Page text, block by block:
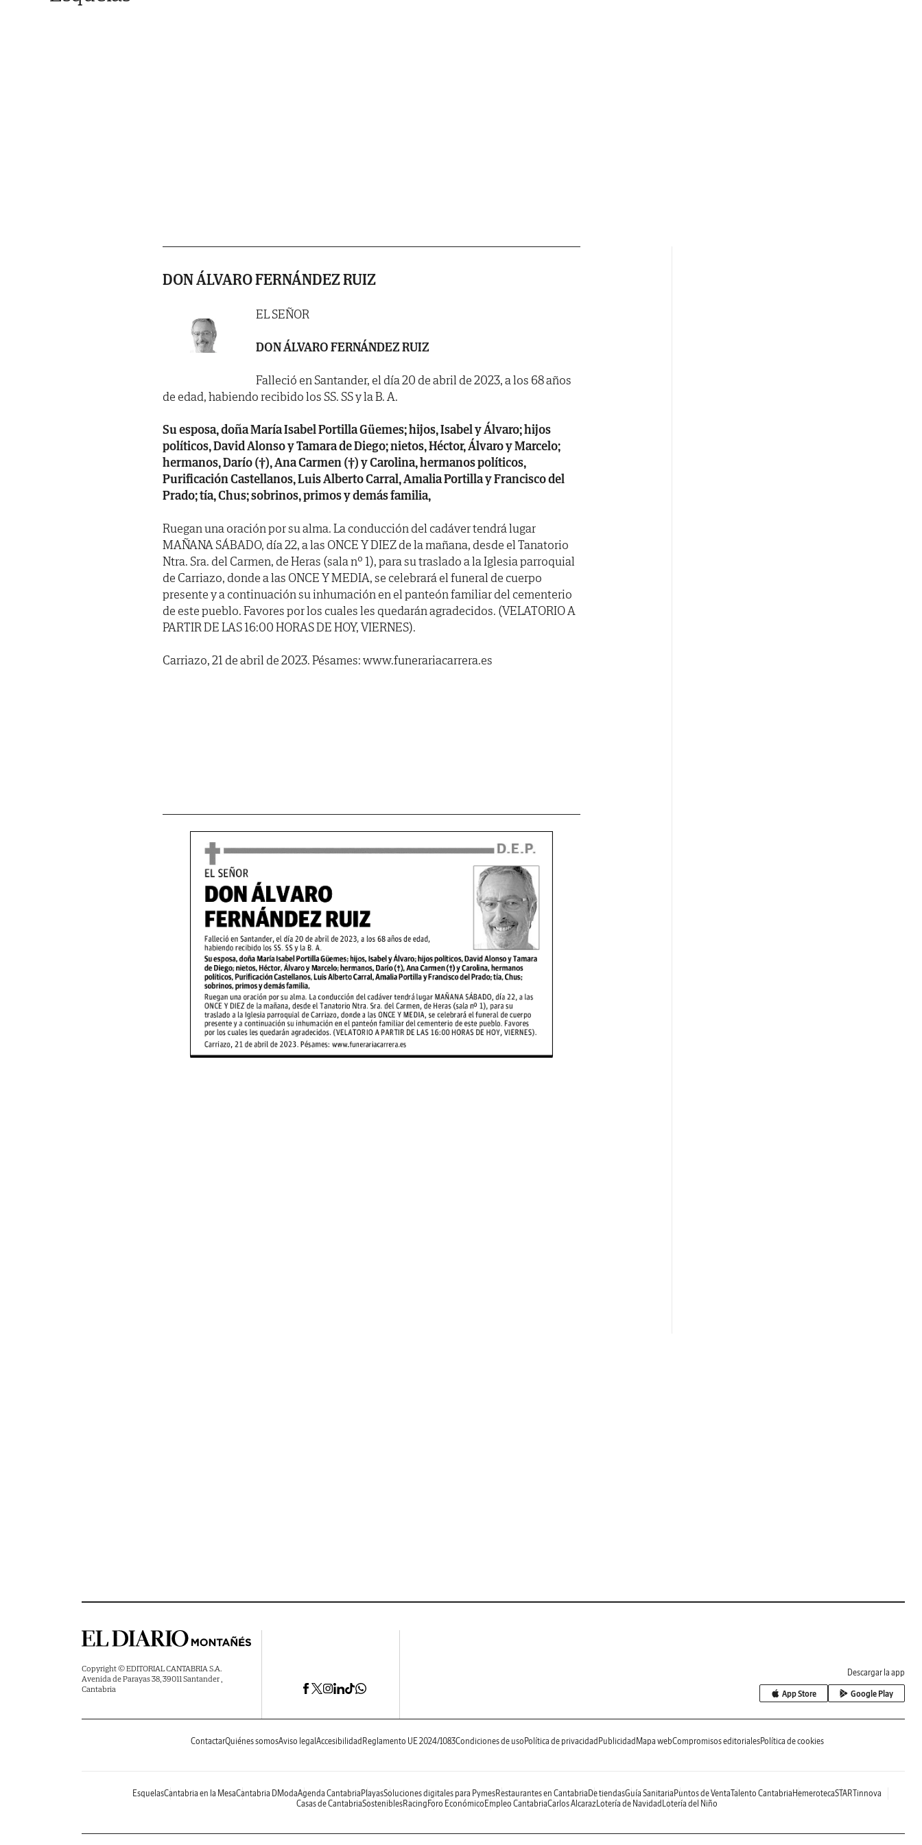
DON ÁLVARO FERNÁNDEZ RUIZ
EL SEÑOR
DON ÁLVARO FERNÁNDEZ RUIZ
Falleció en Santander, el día 20 de abril de 2023, a los 68 años
de edad, habiendo recibido los SS. SS y la B. A.
Su esposa, doña María Isabel Portilla Güemes; hijos, Isabel y Álvaro; hijos
políticos, David Alonso y Tamara de Diego; nietos, Héctor, Álvaro y Marcelo;
hermanos, Darío (†), Ana Carmen (†) y Carolina, hermanos políticos,
Purificación Castellanos, Luis Alberto Carral, Amalia Portilla y Francisco del
Prado; tía, Chus; sobrinos, primos y demás familia,
Ruegan una oración por su alma. La conducción del cadáver tendrá lugar
MAÑANA SÁBADO, día 22, a las ONCE Y DIEZ de la mañana, desde el Tanatorio
Ntra. Sra. del Carmen, de Heras (sala nº 1), para su traslado a la Iglesia parroquial
de Carriazo, donde a las ONCE Y MEDIA, se celebrará el funeral de cuerpo
presente y a continuación su inhumación en el panteón familiar del cementerio
de este pueblo. Favores por los cuales les quedarán agradecidos. (VELATORIO A
PARTIR DE LAS 16:00 HORAS DE HOY, VIERNES).
Carriazo, 21 de abril de 2023. Pésames: www.funerariacarrera.es
Copyright © EDITORIAL CANTABRIA S.A.
Avenida de Parayas 38, 39011 Santander ,
Cantabria
Descargar la app
App Store Google Play
ContactarQuiénes somosAviso legal Accesibilidad Reglamento UE 2024/1083Condiciones de uso Política de privacidad Publicidad Mapa webCompromisos editorialesPolítica de cookies
EsquelasCantabria en la MesaCantabria DModaAgenda Cantabria PlayasSoluciones digitales para PymesRestaurantes en Cantabria De tiendasGuía Sanitaria Puntos de VentaTalento Cantabria HemerotecaSTARTinnova
Casas de CantabriaSosteniblesRacing Foro Económico Empleo CantabriaCarlos AlcarazLotería de Navidad Lotería del Niño